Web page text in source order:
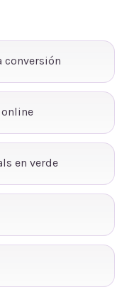
conversión
en verde